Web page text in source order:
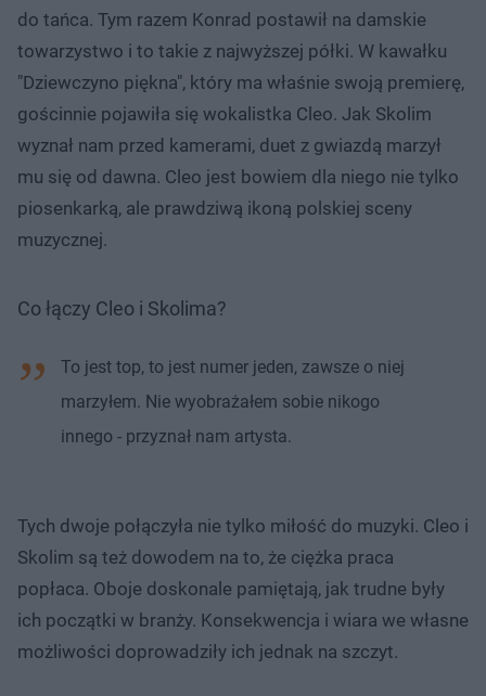
do tańca. Tym razem Konrad postawił na damskie
towarzystwo i to takie z najwyższej półki. W kawałku
"Dziewczyno piękna", który ma właśnie swoją premierę,
gościnnie pojawiła się wokalistka Cleo. Jak Skolim
wyznał nam przed kamerami, duet z gwiazdą marzył
mu się od dawna. Cleo jest bowiem dla niego nie tylko
piosenkarką, ale prawdziwą ikoną polskiej sceny
muzycznej.
Co łączy Cleo i Skolima?
To jest top, to jest numer jeden, zawsze o niej
marzyłem. Nie wyobrażałem sobie nikogo
innego - przyznał nam artysta.
Tych dwoje połączyła nie tylko miłość do muzyki. Cleo i
Skolim są też dowodem na to, że ciężka praca
popłaca. Oboje doskonale pamiętają, jak trudne były
ich początki w branży. Konsekwencja i wiara we własne
możliwości doprowadziły ich jednak na szczyt.